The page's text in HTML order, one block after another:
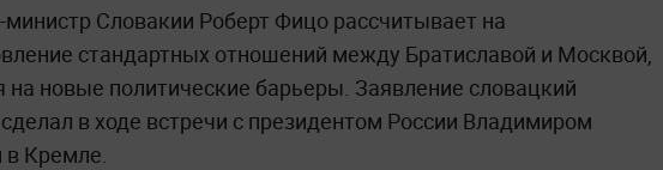
Словакии Роберт Фицо рассчитывает на
стандартных отношений между Братиславой и Москвой,
на новые политические барьеры. Заявление словацкий
в ходе встречи с президентом России Владимиром
Кремле.